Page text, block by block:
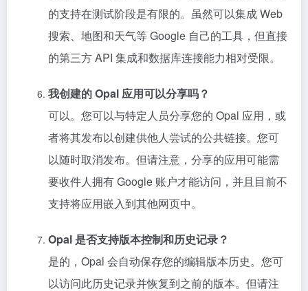
的支持在测试阶段是有限的。虽然可以集成 Web
搜索、地图和天气等 Google 自己的工具，但直接
的第三方 API 集成和数据库连接能力相对受限。
我创建的 Opal 应用可以分享吗？
可以。您可以与特定人员分享您的 Opal 应用，或
者将其发布以创建供他人尝试的公共链接。您可
以随时取消发布。但请注意，分享的应用可能需
要收件人拥有 Google 账户才能访问，并且目前不
支持将应用嵌入到其他网页中。
Opal 是否支持版本控制和历史记录？
是的，Opal 会自动保存您的编辑版本历史。您可
以访问此历史记录并恢复到之前的版本。但请注